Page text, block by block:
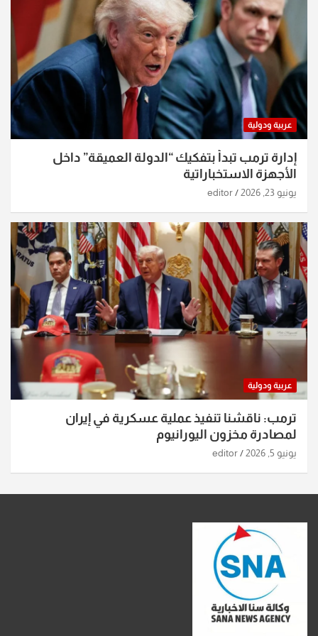
عربية ودولية
إدارة ترمب تبدأ بتفكيك “الدولة العميقة” داخل
الأجهزة الاستخباراتية
يونيو 23, 2026 editor
عربية ودولية
ترمب: ناقشنا تنفيذ عملية عسكرية في إيران
لمصادرة مخزون اليورانيوم
يونيو 5, 2026 editor